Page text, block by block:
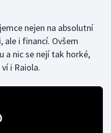
nejen na absolutní
ale i financí. Ovšem
a nic se nejí tak horké,
i Raiola.